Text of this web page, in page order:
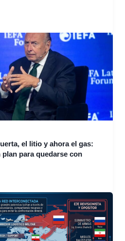
el litio y ahora el gas:
para quedarse con